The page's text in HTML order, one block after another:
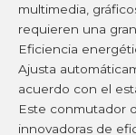
multimedia,
requieren una
Eficiencia
Ajusta
acuerdo con el
Este conmutador
innovadoras de